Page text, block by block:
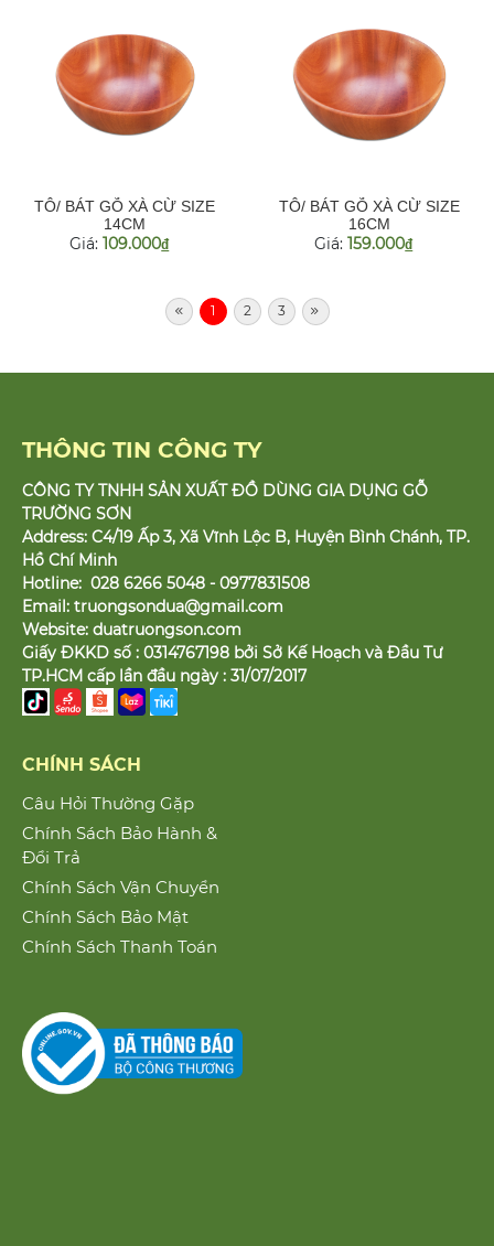
TÔ/ BÁT GỖ XÀ CỪ SIZE
14CM
Giá:109.000đ
TÔ/ BÁT GỖ XÀ CỪ SIZE
16CM
Giá:159.000đ
1 2 3
THÔNG TIN CÔNG TY
CÔNG TY TNHH SẢN XUẤT ĐỒ DÙNG GIA DỤNG GỖ
TRƯỜNG SƠN
Address: C4/19 Ấp 3, Xã Vĩnh Lộc B, Huyện Bình Chánh, TP.
Hồ Chí Minh
Hotline: 028 6266 5048 - 0977831508
Email: truongsondua@gmail.com
Website: duatruongson.com
Giấy ĐKKD số : 0314767198 bởi Sở Kế Hoạch và Đầu Tư
TP.HCM cấp lần đầu ngày : 31/07/2017
CHÍNH SÁCH
Câu Hỏi Thường Gặp
Chính Sách Bảo Hành &
Đổi Trả
Chính Sách Vận Chuyển
Chính Sách Bảo Mật
Chính Sách Thanh Toán